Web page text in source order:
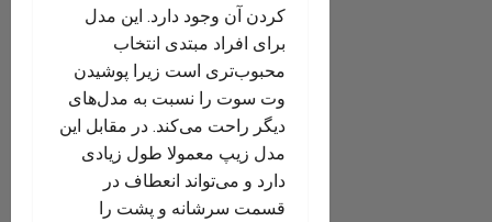
کردن آن وجود دارد. این مدل
برای افراد مبتدی انتخاب
محبوب‌تری است زیرا پوشیدن
وت سوت را نسبت به مدل‌های
دیگر راحت می‌کند. در مقابل این
مدل زیپ معمولا طول زیادی
دارد و می‌تواند انعطاف در
قسمت سرشانه و پشت را